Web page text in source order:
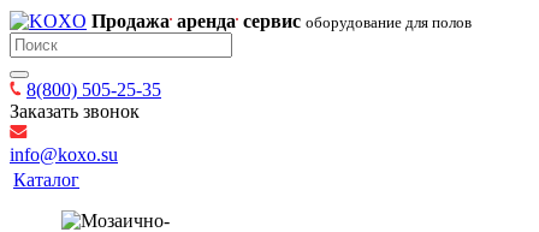
Продажа аренда сервис оборудование для полов
8(800) 505-25-35
Заказать звонок
info@koxo.su
Каталог